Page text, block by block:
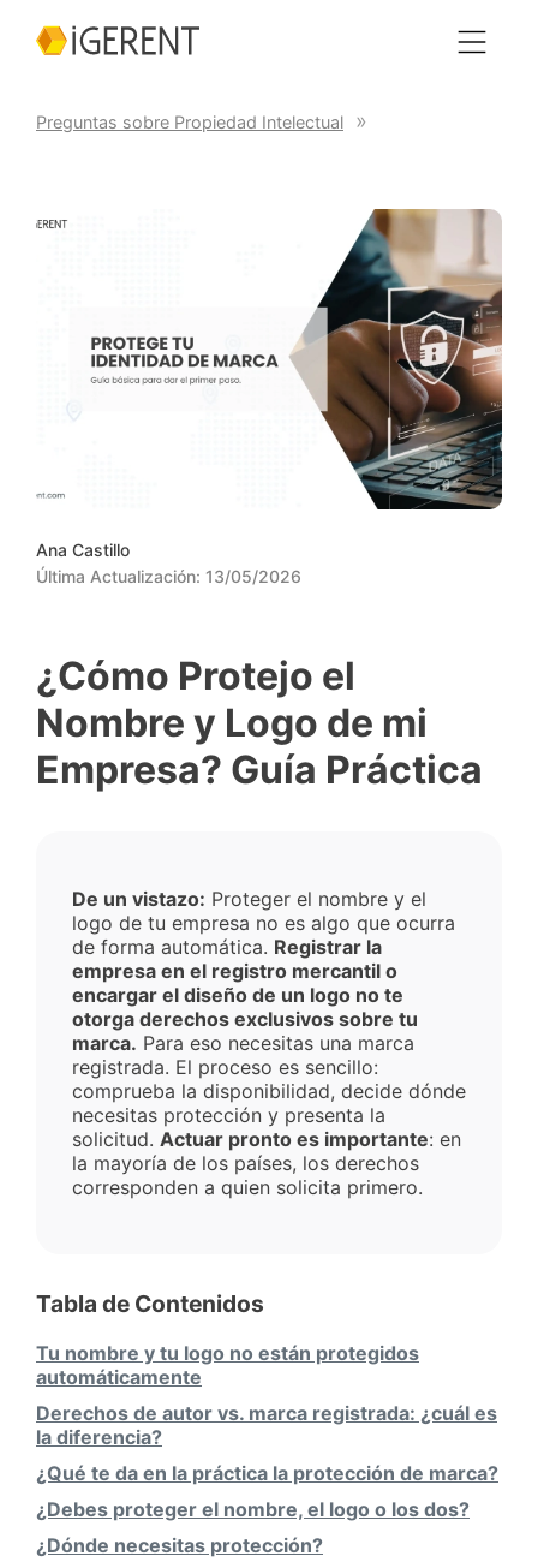
Preguntas sobre Propiedad Intelectual
Ana Castillo
Última Actualización: 13/05/2026
¿Cómo Protejo el
Nombre y Logo de mi
Empresa? Guía Práctica
De un vistazo: Proteger el nombre y el
logo de tu empresa no es algo que ocurra
de forma automática. Registrar la
empresa en el registro mercantil o
encargar el diseño de un logo no te
otorga derechos exclusivos sobre tu
marca. Para eso necesitas una marca
registrada. El proceso es sencillo:
comprueba la disponibilidad, decide dónde
necesitas protección y presenta la
solicitud. Actuar pronto es importante: en
la mayoría de los países, los derechos
corresponden a quien solicita primero.
Tabla de Contenidos
Tu nombre y tu logo no están protegidos
automáticamente
Derechos de autor vs. marca registrada: ¿cuál es
la diferencia?
¿Qué te da en la práctica la protección de marca?
¿Debes proteger el nombre, el logo o los dos?
¿Dónde necesitas protección?